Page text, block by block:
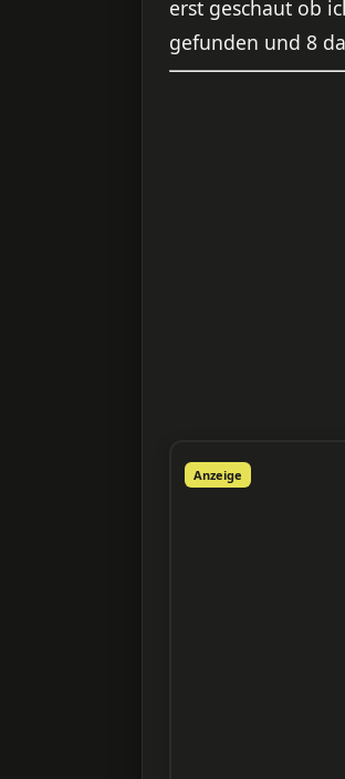
erst geschaut ob
gefunden und 8
Anzeige